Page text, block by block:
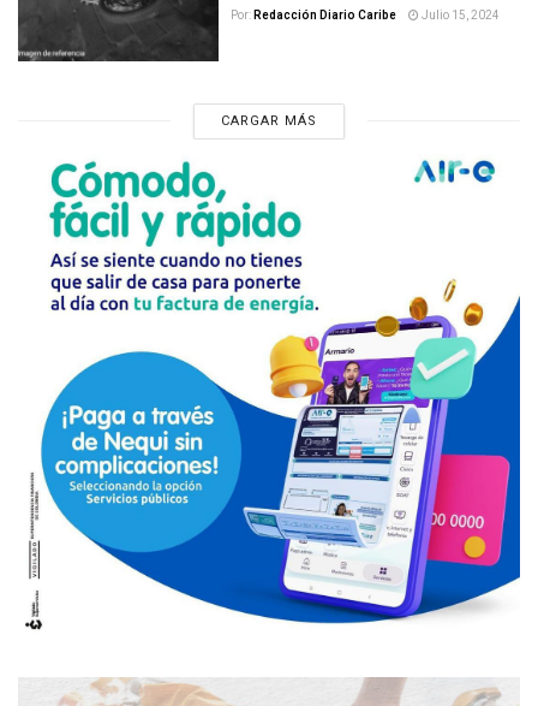
Por:Redacción Diario Caribe Julio 15, 2024
CARGAR MÁS